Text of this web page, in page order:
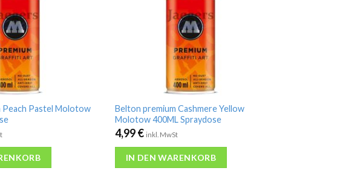
Peach Pastel Molotow
Belton premium Cashmere Yellow
Molotow 400ML Spraydose
4,99€ inkl. MwSt
IN DEN WARENKORB